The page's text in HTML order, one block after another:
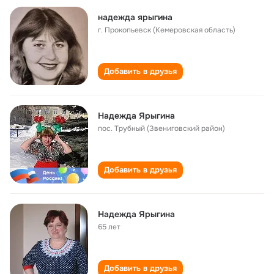
надежда ярыгина
г. Прокопьевск (Кемеровская область)
Добавить в друзья
Надежда Ярыгина
пос. Трубный (Звениговский район)
Добавить в друзья
Надежда Ярыгина
65 лет
Добавить в друзья